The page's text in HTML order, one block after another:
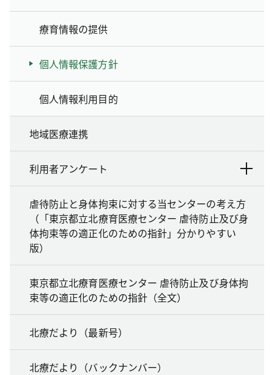
療育情報の提供
個人情報保護方針
個人情報利用目的
地域医療連携
利用者アンケート
虐待防止と身体拘束に対する当センターの考え方
（「東京都立北療育医療センター 虐待防止及び身
体拘束等の適正化のための指針」分かりやすい
版）
東京都立北療育医療センター 虐待防止及び身体拘
束等の適正化のための指針（全文）
北療だより（最新号）
北療だより（バックナンバー）